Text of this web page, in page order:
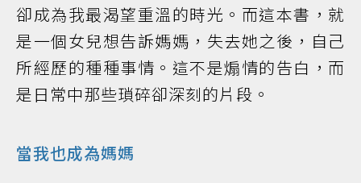
卻成為我最渴望重溫的時光。而這本書，就
是一個女兒想告訴媽媽，失去她之後，自己
所經歷的種種事情。這不是煽情的告白，而
是日常中那些瑣碎卻深刻的片段。
當我也成為媽媽